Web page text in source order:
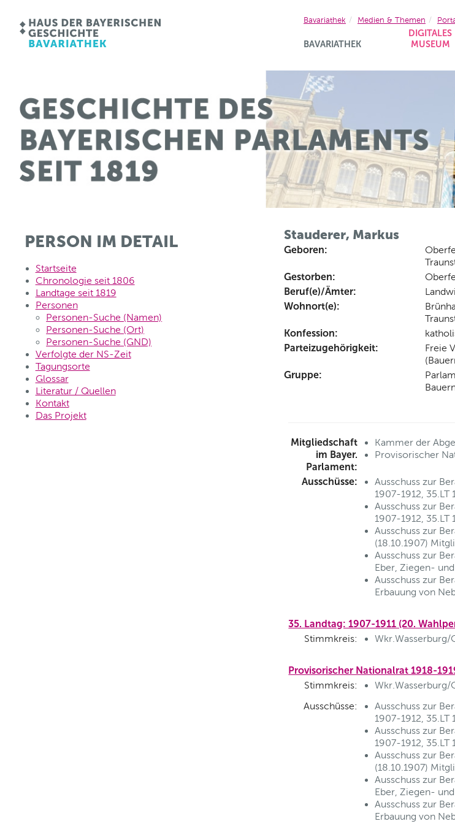
BAVARIATHEK
DIGITALES
MUSEUM
Bavariathek Medien & Themen
PERSON IM DETAIL
Startseite
Chronologie seit 1806
Landtage seit 1819
Personen
Personen-Suche (Namen)
Personen-Suche (Ort)
Personen-Suche (GND)
Verfolgte der NS-Zeit
Tagungsorte
Glossar
Literatur / Quellen
Kontakt
Das Projekt
Stauderer, Markus
Geboren:
Gestorben:
Beruf(e)/Ämter:
Wohnort(e):
Konfession:
Parteizugehörigkeit:
Freie
Gruppe:
Mitgliedschaft
im Bayer.
Parlament:
Kammer der
Provisorischer
Ausschüsse:
Ausschuss zur
1907-1912, 35.LT
Ausschuss zur
1907-1912, 35.LT
Ausschuss zur
(18.10.1907)
Ausschuss zur
Eber, Ziegen-
Ausschuss zur
Erbauung von
35. Landtag: 1907-1911 (20.
Stimmkreis: Wkr.Wasserburg/
Provisorischer Nationalrat 1918-
Stimmkreis:
Wkr.Wasserburg/
Ausschüsse:
Ausschuss zur
1907-1912, 35.LT
Ausschuss zur
1907-1912, 35.LT
Ausschuss zur
(18.10.1907)
Ausschuss zur
Eber, Ziegen-
Ausschuss zur
Erbauung von